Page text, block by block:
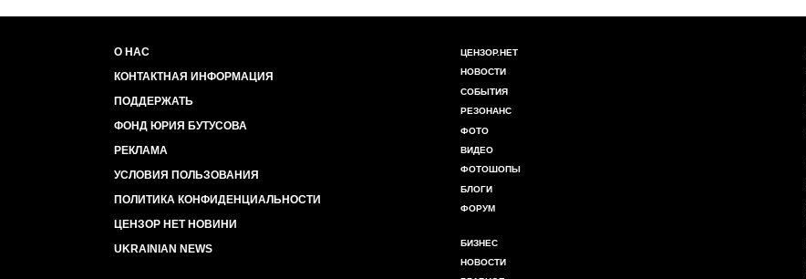
О НАС
КОНТАКТНАЯ ИНФОРМАЦИЯ
ПОДДЕРЖАТЬ
ФОНД ЮРИЯ БУТУСОВА
РЕКЛАМА
УСЛОВИЯ ПОЛЬЗОВАНИЯ
ПОЛИТИКА КОНФИДЕНЦИАЛЬНОСТИ
ЦЕНЗОР НЕТ НОВИНИ
UKRAINIAN NEWS
ЦЕНЗОР.НЕТ
НОВОСТИ
СОБЫТИЯ
РЕЗОНАНС
ФОТО
ВИДЕО
ФОТОШОПЫ
БЛОГИ
ФОРУМ
БИЗНЕС
НОВОСТИ